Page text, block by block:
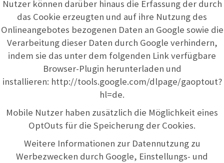
Nutzer können darüber hinaus die Erfassung der durch
das Cookie erzeugten und auf ihre Nutzung des
Onlineangebotes bezogenen Daten an Google sowie die
Verarbeitung dieser Daten durch Google verhindern,
indem sie das unter dem folgenden Link verfügbare
Browser-Plugin herunterladen und
installieren: http://tools.google.com/dlpage/gaoptout?
hl=de.
Mobile Nutzer haben zusätzlich die Möglichkeit eines
OptOuts für die Speicherung der Cookies.
Weitere Informationen zur Datennutzung zu
Werbezwecken durch Google, Einstellungs- und